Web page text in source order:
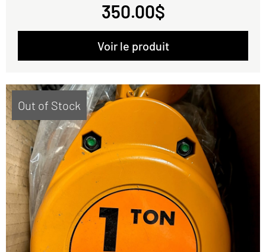
350.00$
Voir le produit
Out of Stock